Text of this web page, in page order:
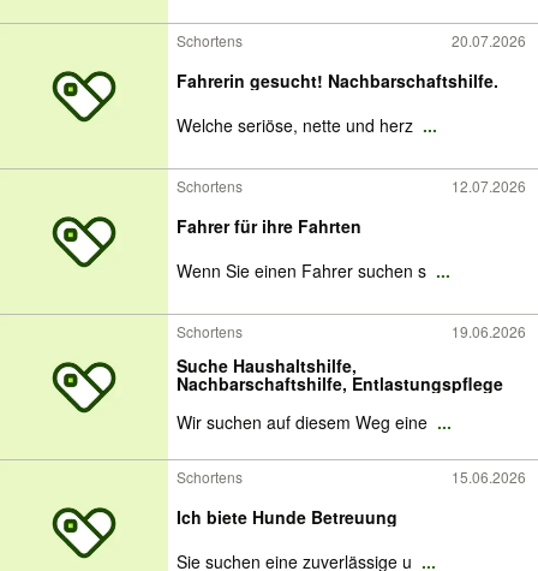
Schortens 20.07.2026
Fahrerin gesucht! Nachbarschaftshilfe.
Welche seriöse, nette und herz ...
Schortens 12.07.2026
Fahrer für ihre Fahrten
Wenn Sie einen Fahrer suchen s ...
Schortens 19.06.2026
Suche Haushaltshilfe,
Nachbarschaftshilfe, Entlastungspflege
Wir suchen auf diesem Weg eine ...
Schortens 15.06.2026
Ich biete Hunde Betreuung
Sie suchen eine zuverlässige u ...